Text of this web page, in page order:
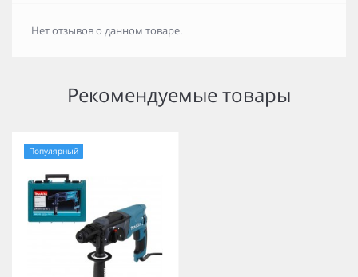
Нет отзывов о данном товаре.
Рекомендуемые товары
Популярный